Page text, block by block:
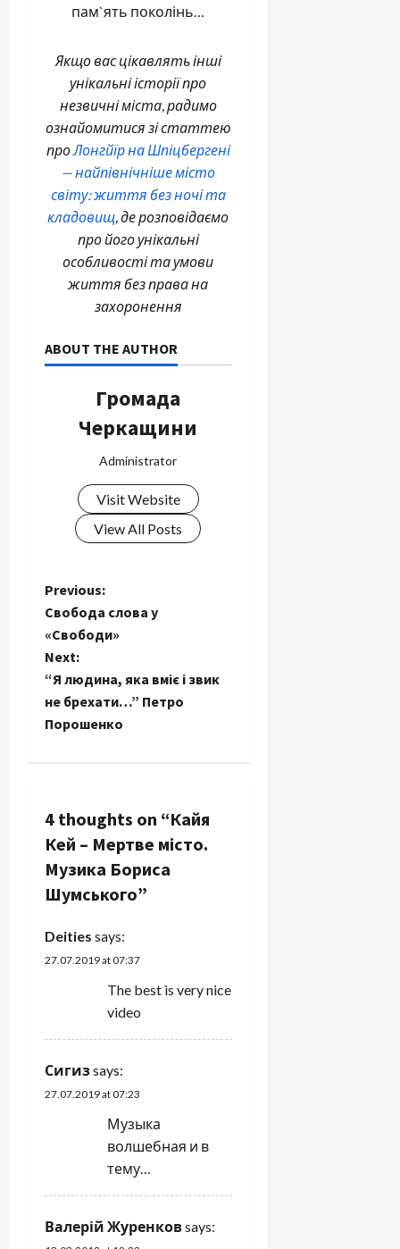
пам`ять поколінь…
Якщо вас цікавлять інші
унікальні історії про
незвичні міста, радимо
ознайомитися зі статтею
проЛонгйїр на Шпіцбергені
— найпівнічніше місто
світу: життя без ночі та
кладовищ, де розповідаємо
про його унікальні
особливості та умови
життя без права на
захоронення
ABOUT THE AUTHOR
Громада
Черкащини
Administrator
Visit Website
View All Posts
P
o
s
t
v
i
g
a
t
o
n
Previous:
Свобода слова у
«Свободи»
Next:
“Я людина, яка вміє і звик
не брехати…” Петро
Порошенко
4 thoughts on “Кайя
Кей – Мертве місто.
Музика Бориса
Шумського”
Deities says:
27.07.2019 at 07:37
The best is very nice
video
Сигизsays:
27.07.2019 at 07:23
Музыка
волшебная и в
тему…
Валерій Журенковsays: